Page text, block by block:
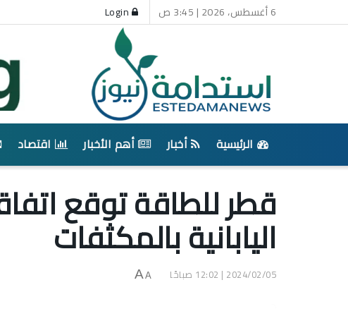
6 أغسطس، 2026 | 3:45 ص
الرئيسية أخبار أهم الأخبار اقتصاد
قطر للطاقة توقع
اليابانية بالمكثفات
2024/02/05 | 12:02 صباحًا A
A